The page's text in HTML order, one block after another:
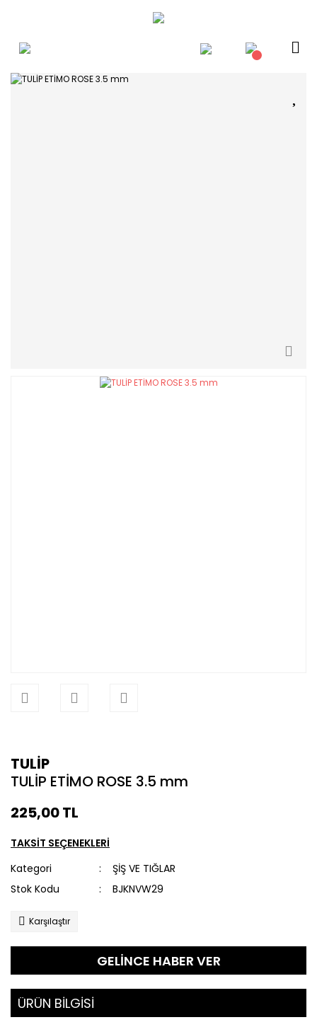
TULİP
TULİP ETİMO ROSE 3.5 mm
225,00 TL
TAKSİT SEÇENEKLERİ
Kategori
ŞİŞ VE TIĞLAR
Stok Kodu
BJKNVW29
Karşılaştır
GELİNCE HABER VER
ÜRÜN BİLGİSİ